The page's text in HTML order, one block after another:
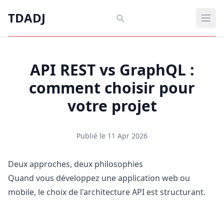
TDADJ
TDADJ
API REST vs GraphQL :
comment choisir pour
votre projet
Publié le 11 Apr 2026
Deux approches, deux philosophies
Quand vous développez une application web ou
mobile, le choix de l'architecture API est structurant.